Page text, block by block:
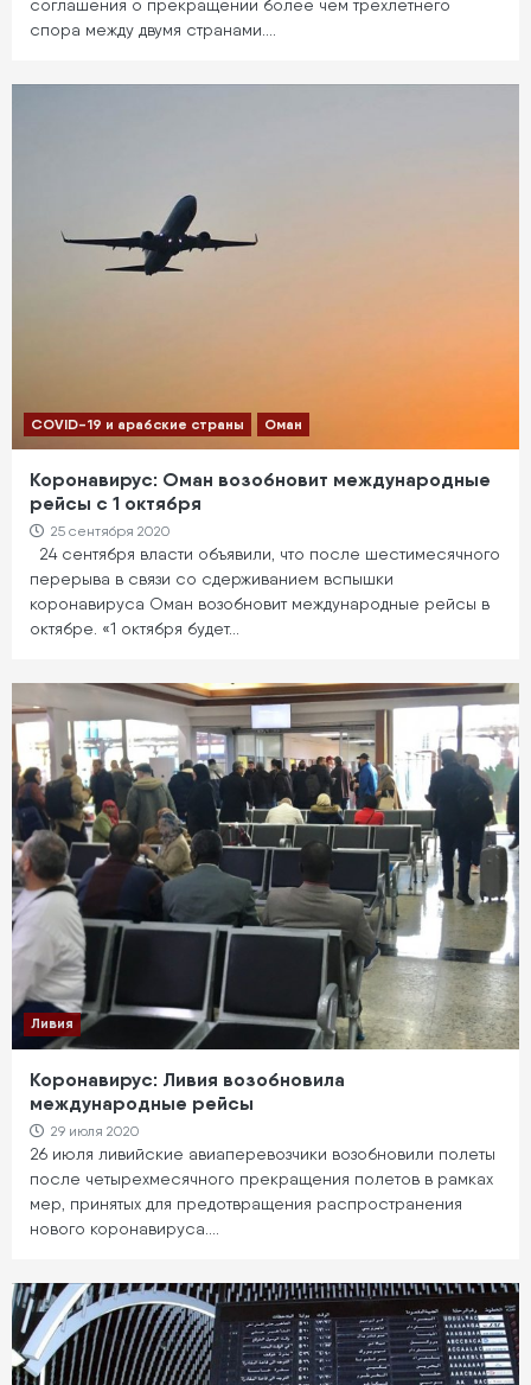
соглашения о прекращении более чем трехлетнего
спора между двумя странами.…
COVID-19 и арабские страны Оман
Коронавирус: Оман возобновит международные
рейсы с 1 октября
25 сентября 2020
24 сентября власти объявили, что после шестимесячного
перерыва в связи со сдерживанием вспышки
коронавируса Оман возобновит международные рейсы в
октябре. «1 октября будет…
Ливия
Коронавирус: Ливия возобновила
международные рейсы
29 июля 2020
26 июля ливийские авиаперевозчики возобновили полеты
после четырехмесячного прекращения полетов в рамках
мер, принятых для предотвращения распространения
нового коронавируса.…